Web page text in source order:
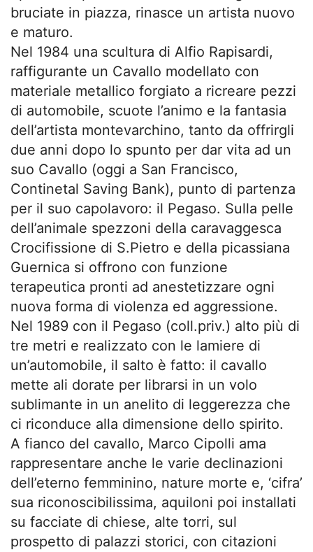
bruciate in piazza, rinasce un artista nuovo
e maturo.
Nel 1984 una scultura di Alfio Rapisardi,
raffigurante un Cavallo modellato con
materiale metallico forgiato a ricreare pezzi
di automobile, scuote l’animo e la fantasia
dell’artista montevarchino, tanto da offrirgli
due anni dopo lo spunto per dar vita ad un
suo Cavallo (oggi a San Francisco,
Continetal Saving Bank), punto di partenza
per il suo capolavoro: il Pegaso. Sulla pelle
dell’animale spezzoni della caravaggesca
Crocifissione di S.Pietro e della picassiana
Guernica si offrono con funzione
terapeutica pronti ad anestetizzare ogni
nuova forma di violenza ed aggressione.
Nel 1989 con il Pegaso (coll.priv.) alto più di
tre metri e realizzato con le lamiere di
un’automobile, il salto è fatto: il cavallo
mette ali dorate per librarsi in un volo
sublimante in un anelito di leggerezza che
ci riconduce alla dimensione dello spirito.
A fianco del cavallo, Marco Cipolli ama
rappresentare anche le varie declinazioni
dell’eterno femminino, nature morte e, ‘cifra’
sua riconoscibilissima, aquiloni poi installati
su facciate di chiese, alte torri, sul
prospetto di palazzi storici, con citazioni